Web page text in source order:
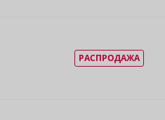
РАСПРОДАЖА